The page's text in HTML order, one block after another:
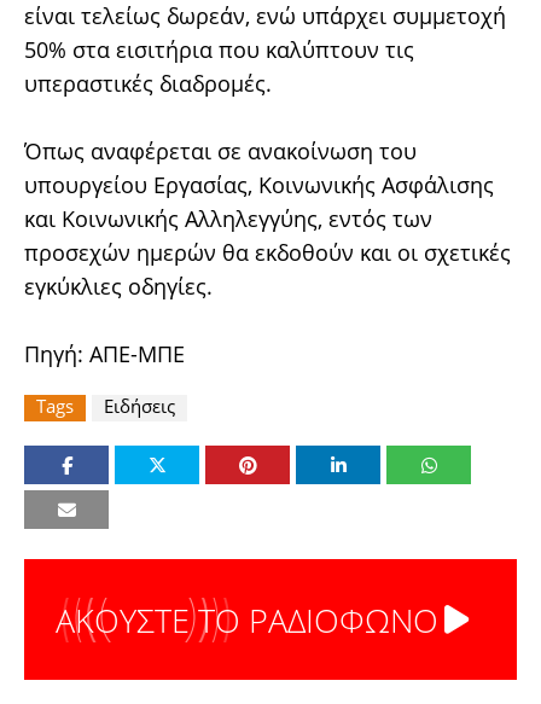
είναι τελείως δωρεάν, ενώ υπάρχει συμμετοχή
50% στα εισιτήρια που καλύπτουν τις
υπεραστικές διαδρομές.
Όπως αναφέρεται σε ανακοίνωση του
υπουργείου Εργασίας, Κοινωνικής Ασφάλισης
και Κοινωνικής Αλληλεγγύης, εντός των
προσεχών ημερών θα εκδοθούν και οι σχετικές
εγκύκλιες οδηγίες.
Πηγή: ΑΠΕ-ΜΠΕ
Tags Ειδήσεις
ΑΚΟΥΣΤΕ ΤΟ ΡΑΔΙΟΦΩΝΟ